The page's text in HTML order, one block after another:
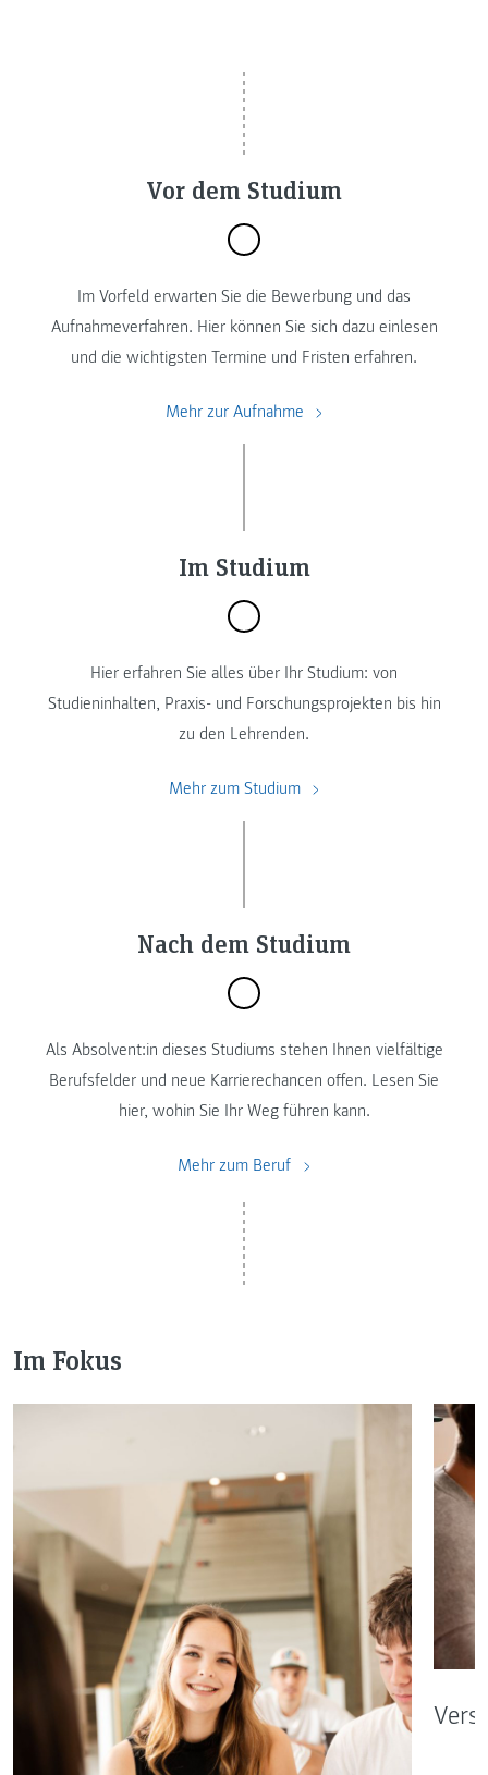
Vor dem Studium
Im Vorfeld erwarten Sie die Bewerbung und das
Aufnahmeverfahren. Hier können Sie sich dazu einlesen
und die wichtigsten Termine und Fristen erfahren.
Mehr zur Aufnahme
Im Studium
Hier erfahren Sie alles über Ihr Studium: von
Studieninhalten, Praxis- und Forschungsprojekten bis hin
zu den Lehrenden.
Mehr zum Studium
Nach dem Studium
Als Absolvent:in dieses Studiums stehen Ihnen vielfältige
Berufsfelder und neue Karrierechancen offen. Lesen Sie
hier, wohin Sie Ihr Weg führen kann.
Mehr zum Beruf
Im Fokus